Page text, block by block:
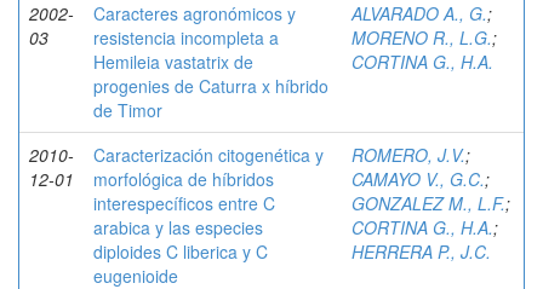
2002-
03
Caracteres agronómicos y
resistencia incompleta a
Hemileia vastatrix de
progenies de Caturra x híbrido
de Timor
ALVARADO A., G.;
MORENO R., L.G.;
CORTINA G., H.A.
2010-
12-01
Caracterización citogenética y
morfológica de híbridos
interespecíficos entre C
arabica y las especies
diploides C liberica y C
eugenioide
ROMERO, J.V.;
CAMAYO V., G.C.;
GONZALEZ M., L.F.;
CORTINA G., H.A.;
HERRERA P., J.C.